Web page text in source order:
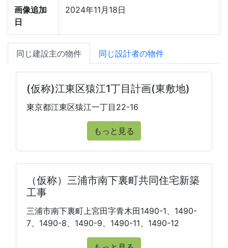
画像追加
日
2024年11月18日
同じ建設主の物件 同じ設計者の物件
(仮称)江東区猿江1丁目計画(東敷地)
東京都江東区猿江一丁目22-16
もっと見る
（仮称）三浦市南下裏町共同住宅新築
工事
三浦市南下裏町上宮田字青木田1490-1、1490-
7、1490-8、1490-9、1490-11、1490-12